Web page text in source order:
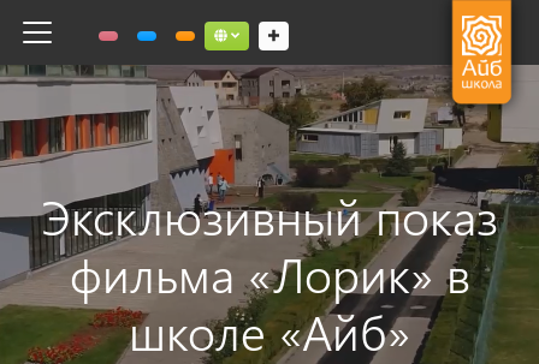
Toggle navigation Social links dropdown button
Эксклюзивный показ
фильма «Лорик» в
школе «Айб»